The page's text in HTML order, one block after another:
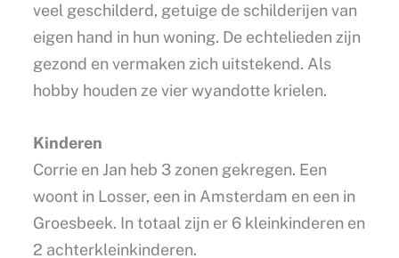
veel geschilderd, getuige de schilderijen van
eigen hand in hun woning. De echtelieden zijn
gezond en vermaken zich uitstekend. Als
hobby houden ze vier wyandotte krielen.
Kinderen
Corrie en Jan heb 3 zonen gekregen. Een
woont in Losser, een in Amsterdam en een in
Groesbeek. In totaal zijn er 6 kleinkinderen en
2 achterkleinkinderen.